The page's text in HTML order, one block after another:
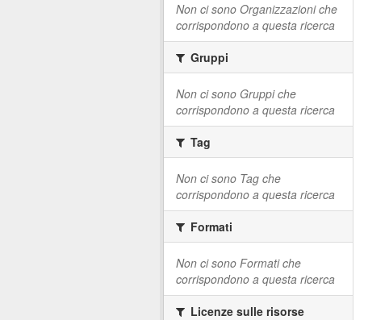
Non ci sono Organizzazioni che
corrispondono a questa ricerca
Gruppi
Non ci sono Gruppi che
corrispondono a questa ricerca
Tag
Non ci sono Tag che
corrispondono a questa ricerca
Formati
Non ci sono Formati che
corrispondono a questa ricerca
Licenze sulle risorse